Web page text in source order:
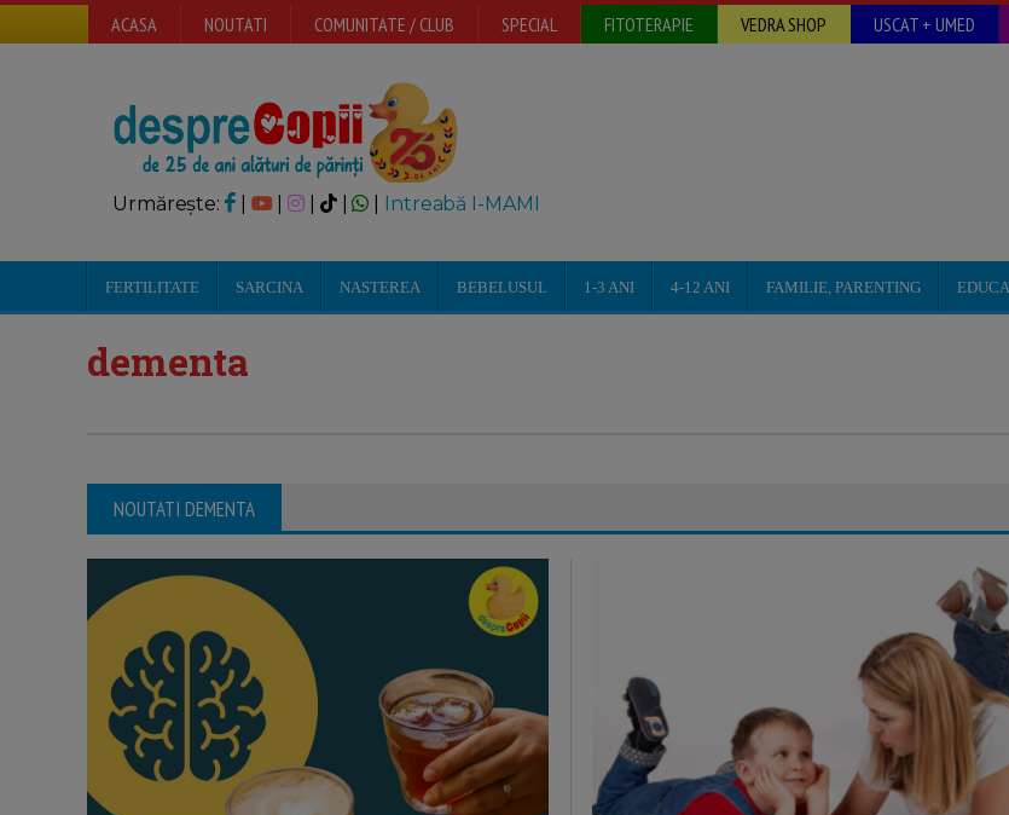
ACASA NOUTATI COMUNITATE / CLUB SPECIAL FITOTERAPIE VEDRA SHOP USCAT + UMED
Urmărește: | | Intreabă I-MAMI
FERTILITATE SARCINA NASTEREA BEBELUSUL 1-3 ANI 4-12 ANI FAMILIE, PARENTING
dementa
NOUTATI DEMENTA